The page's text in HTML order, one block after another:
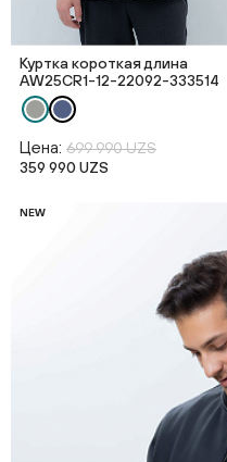
Куртка короткая длина
AW25CR1-12-22092-333514
Цена: 699 990 UZS
359 990 UZS
NEW